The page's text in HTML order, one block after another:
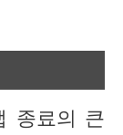
종료의 큰